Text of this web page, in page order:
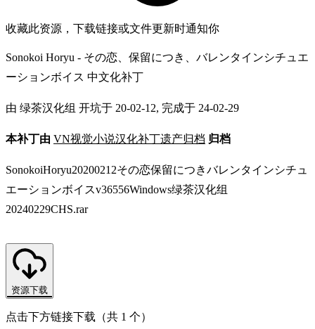
收藏此资源，下载链接或文件更新时通知你
Sonokoi Horyu - その恋、保留につき、バレンタインシチュエ
ーションボイス 中文化补丁
由 绿茶汉化组 开坑于 20-02-12, 完成于 24-02-29
本补丁由 VN视觉小说汉化补丁遗产归档 归档
SonokoiHoryu20200212その恋保留につきバレンタインシチュ
エーションボイスv36556Windows绿茶汉化组
20240229CHS.rar
资源下载
点击下方链接下载（共 1 个）